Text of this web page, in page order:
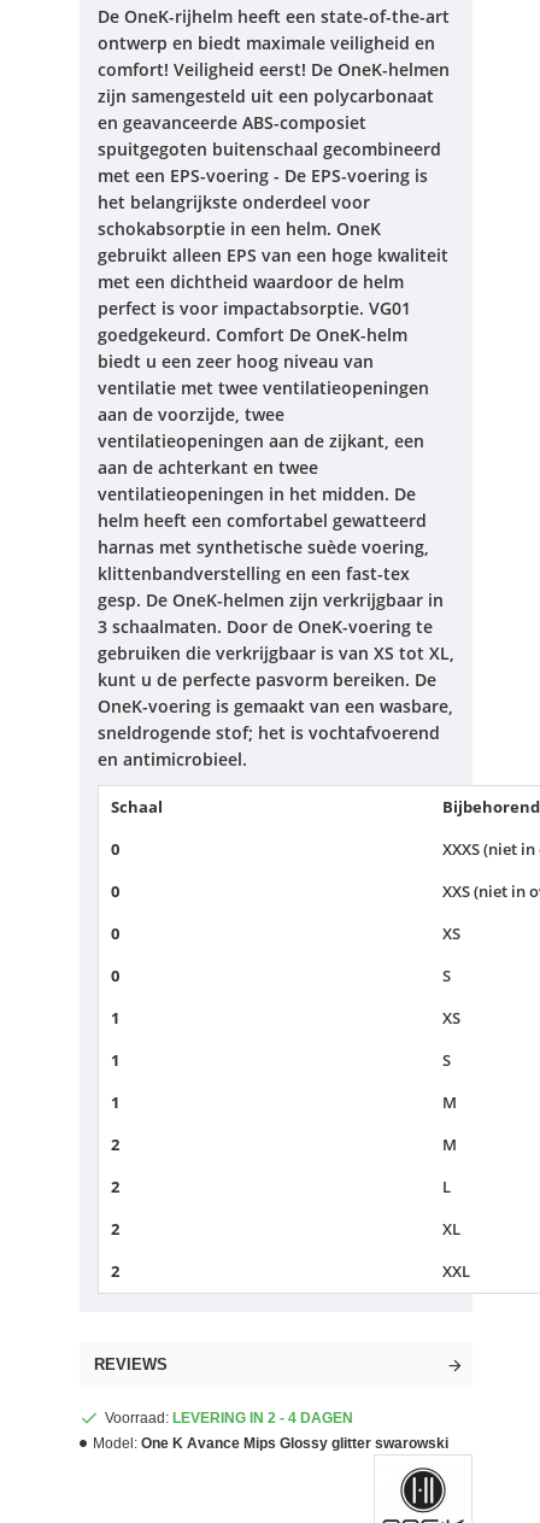
De OneK-rijhelm heeft een state-of-the-art
ontwerp en biedt maximale veiligheid en
comfort! Veiligheid eerst! De OneK-helmen
zijn samengesteld uit een polycarbonaat
en geavanceerde ABS-composiet
spuitgegoten buitenschaal gecombineerd
met een EPS-voering - De EPS-voering is
het belangrijkste onderdeel voor
schokabsorptie in een helm. OneK
gebruikt alleen EPS van een hoge kwaliteit
met een dichtheid waardoor de helm
perfect is voor impactabsorptie. VG01
goedgekeurd. Comfort De OneK-helm
biedt u een zeer hoog niveau van
ventilatie met twee ventilatieopeningen
aan de voorzijde, twee
ventilatieopeningen aan de zijkant, een
aan de achterkant en twee
ventilatieopeningen in het midden. De
helm heeft een comfortabel gewatteerd
harnas met synthetische suède voering,
klittenbandverstelling en een fast-tex
gesp. De OneK-helmen zijn verkrijgbaar in
3 schaalmaten. Door de OneK-voering te
gebruiken die verkrijgbaar is van XS tot XL,
kunt u de perfecte pasvorm bereiken. De
OneK-voering is gemaakt van een wasbare,
sneldrogende stof; het is vochtafvoerend
en antimicrobieel.
Schaal
0
XXXS (niet
0
XXS (niet in
0
XS
0
S
1
XS
1
S
1
M
2
M
2
L
2
XL
2
XXL
REVIEWS
Voorraad: LEVERING IN 2 - 4 DAGEN
Model: One K Avance Mips Glossy glitter swarowski